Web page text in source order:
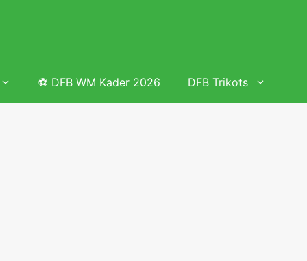
⚽ DFB WM Kader 2026 DFB Trikots